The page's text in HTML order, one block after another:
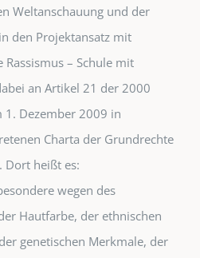
Weltanschauung und der
den Projektansatz mit
Rassismus – Schule mit
an Artikel 21 der 2000
1. Dezember 2009 in
Charta der Grundrechte
Dort heißt es:
wegen des
Hautfarbe, der ethnischen
genetischen Merkmale, der